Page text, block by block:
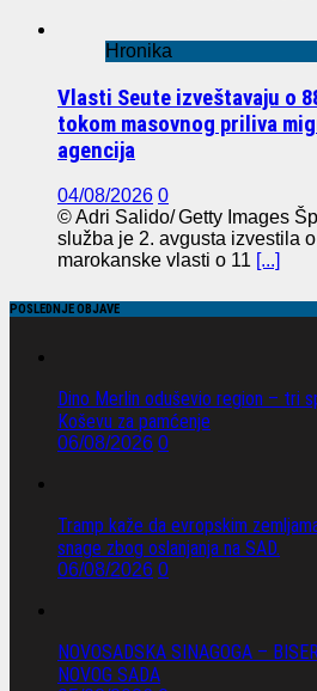
Hronika
Vlasti Seute izveštavaju o
tokom masovnog priliva
agencija
04/08/2026 0
© Adri Salido/ Getty Images
služba je 2. avgusta izvestila
marokanske vlasti o 11 [...]
POSLEDNJE OBJAVE
Dino Merlin oduševio region – tri
Koševu za pamćenje
06/08/2026 0
Tramp kaže da evropskim
snage zbog oslanjanja na SAD.
06/08/2026 0
NOVOSADSKA SINAGOGA –
NOVOG SADA